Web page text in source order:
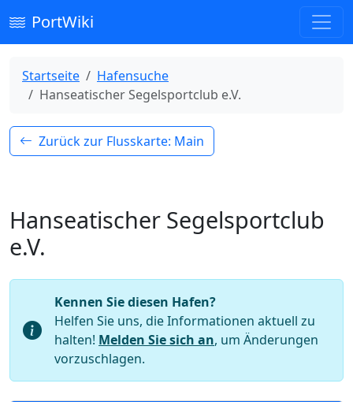
PortWiki
Startseite
Hafensuche
Hanseatischer Segelsportclub e.V.
Zurück zur Flusskarte: Main
Hanseatischer Segelsportclub
e.V.
Kennen Sie diesen Hafen?
Helfen Sie uns, die Informationen aktuell zu
halten! Melden Sie sich an, um Änderungen
vorzuschlagen.